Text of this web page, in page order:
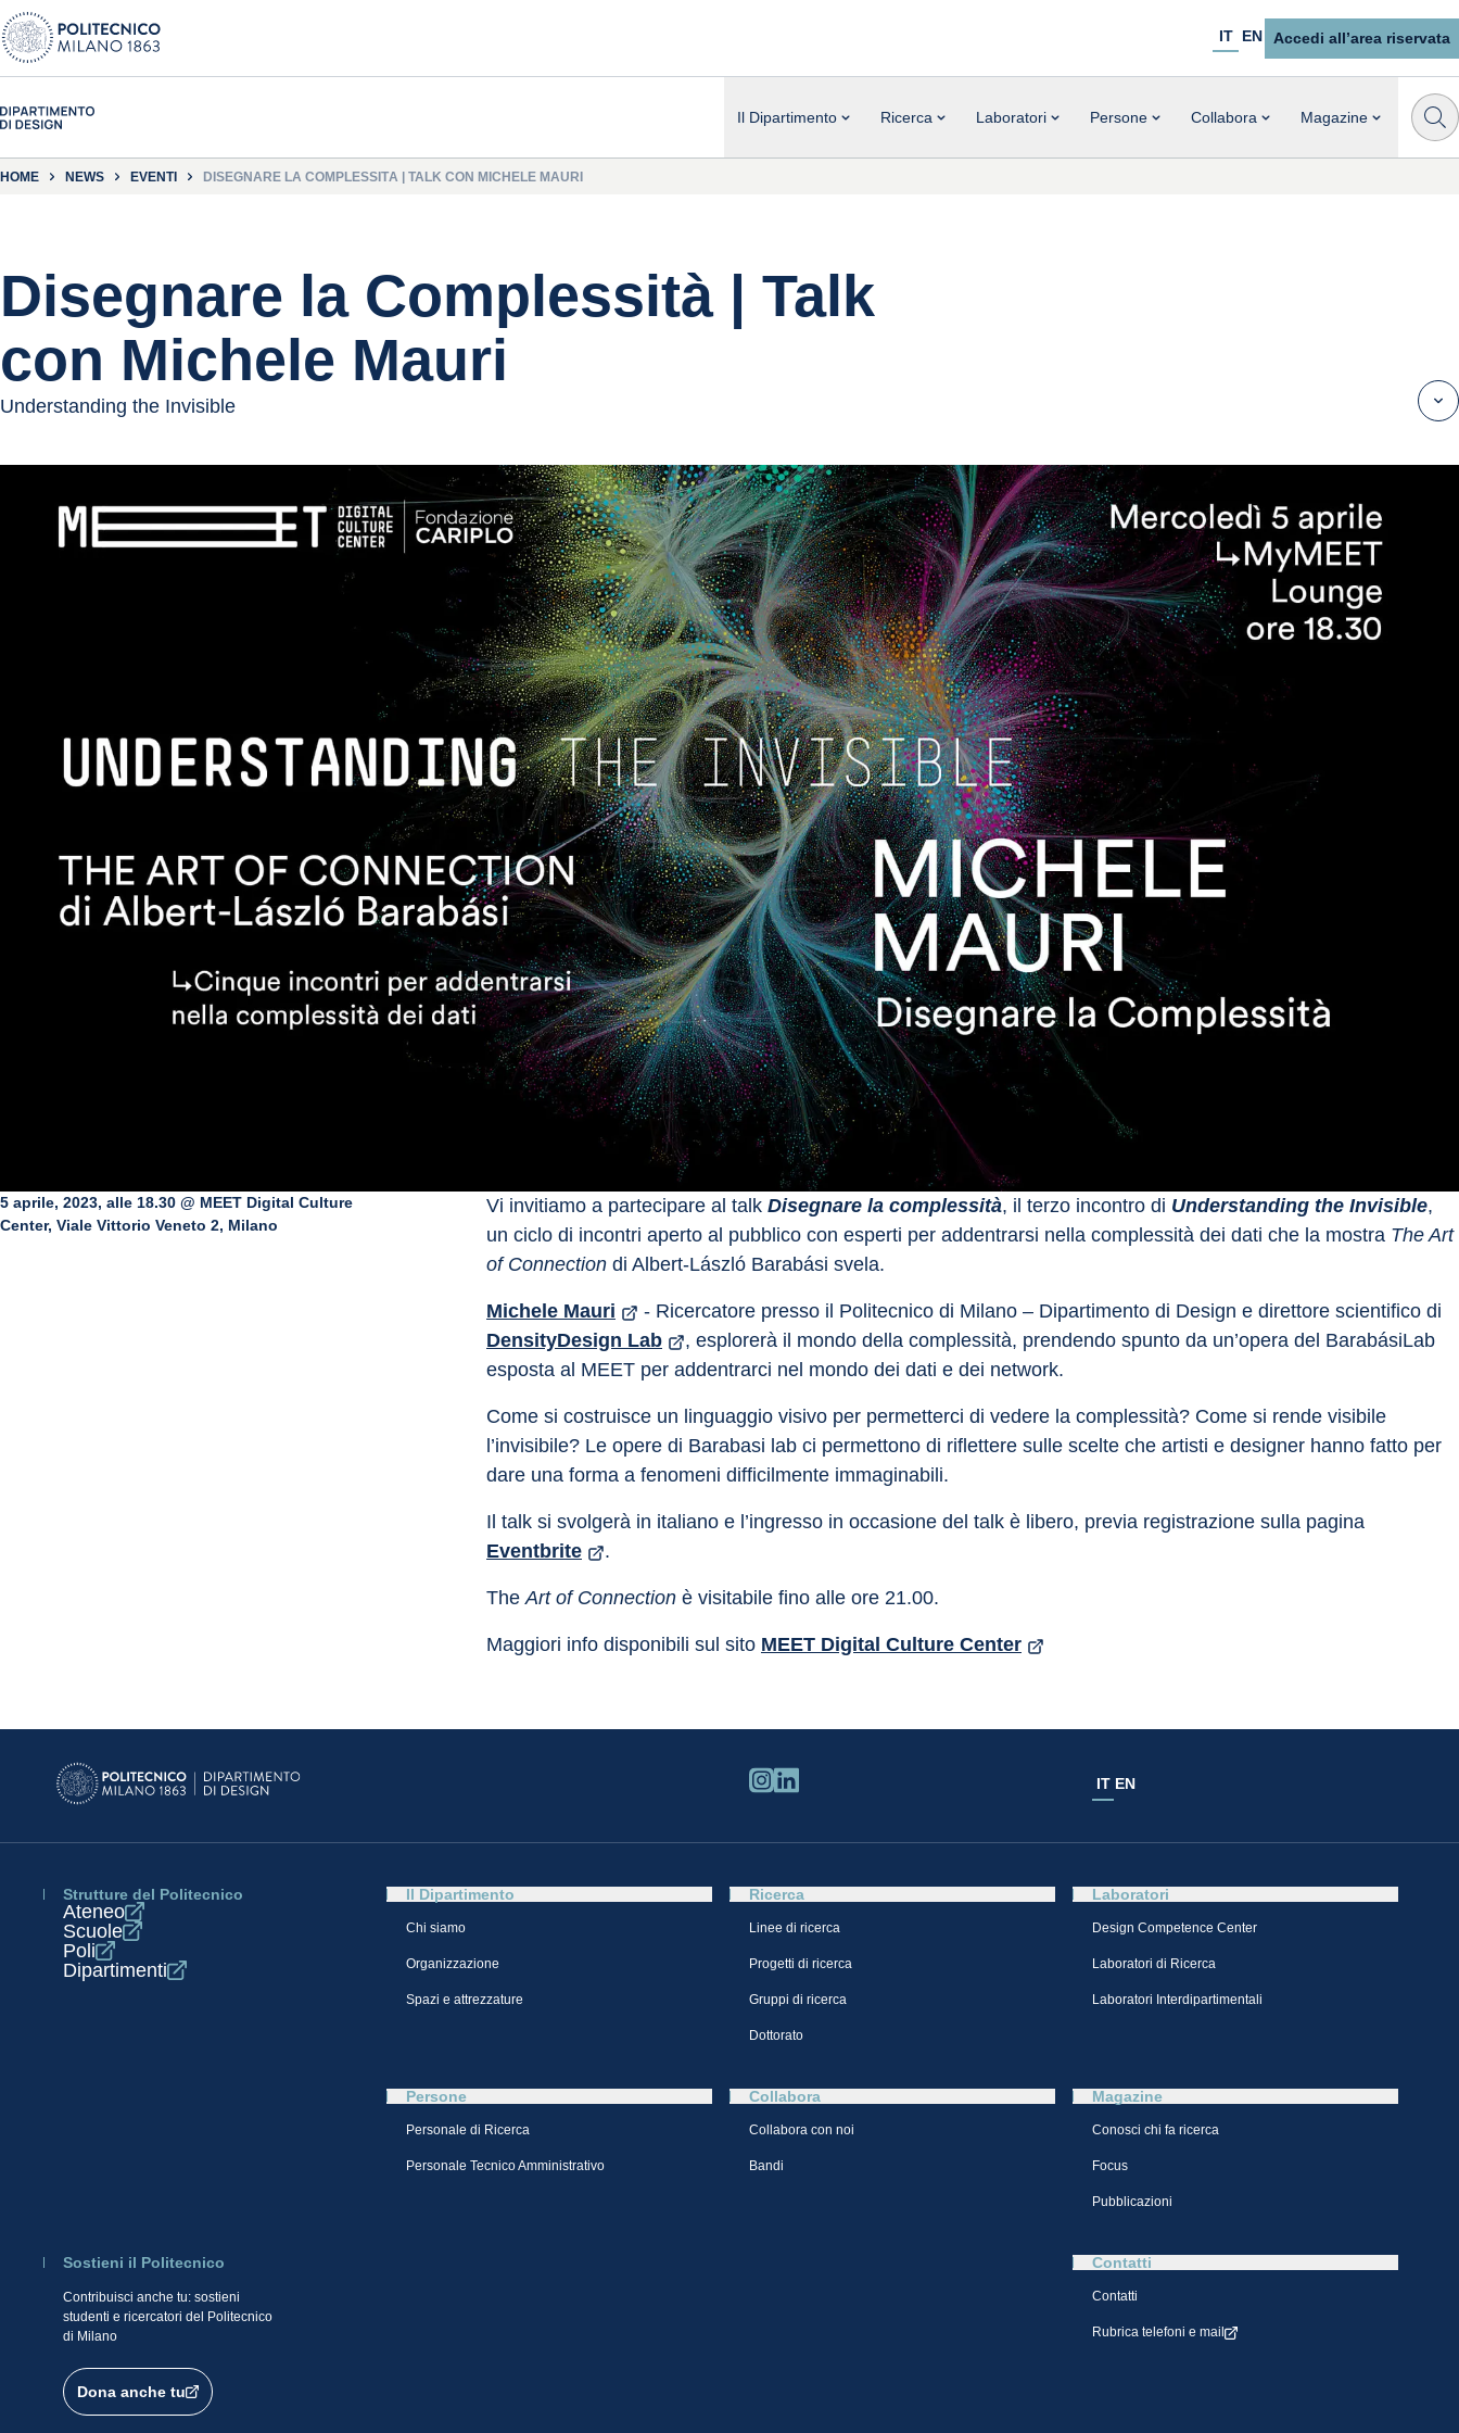
IT EN Accedi all’area riservata
Il Dipartimento Ricerca Laboratori Persone Collabora Magazine
HOME NEWS EVENTI DISEGNARE LA COMPLESSITÀ | TALK CON MICHELE MAURI
Disegnare la Complessità | Talk
con Michele Mauri
Understanding the Invisible
5 aprile, 2023, alle 18.30 @ MEET Digital Culture
Center, Viale Vittorio Veneto 2, Milano
Vi invitiamo a partecipare al talk Disegnare la complessità, il terzo incontro di Understanding the Invisible,
un ciclo di incontri aperto al pubblico con esperti per addentrarsi nella complessità dei dati che la mostra The Art
of Connection di Albert-László Barabási svela.
Michele Mauri
- Ricercatore presso il Politecnico di Milano – Dipartimento di Design e direttore scientifico di
DensityDesign Lab
, esplorerà il mondo della complessità, prendendo spunto da un’opera del BarabásiLab
esposta al MEET per addentrarci nel mondo dei dati e dei network.
Come si costruisce un linguaggio visivo per permetterci di vedere la complessità? Come si rende visibile
l’invisibile? Le opere di Barabasi lab ci permettono di riflettere sulle scelte che artisti e designer hanno fatto per
dare una forma a fenomeni difficilmente immaginabili.
Il talk si svolgerà in italiano e l’ingresso in occasione del talk è libero, previa registrazione sulla pagina
Eventbrite
.
The Art of Connection è visitabile fino alle ore 21.00.
Maggiori info disponibili sul sito MEET Digital Culture Center
IT EN
Strutture del Politecnico
Ateneo
Scuole
Poli
Dipartimenti
Il Dipartimento
Chi siamo
Organizzazione
Spazi e attrezzature
Ricerca
Linee di ricerca
Progetti di ricerca
Gruppi di ricerca
Dottorato
Laboratori
Design Competence Center​
Laboratori di Ricerca
Laboratori Interdipartimentali
Persone
Personale di Ricerca
Personale Tecnico Amministrativo
Collabora
Collabora con noi
Bandi
Magazine
Conosci chi fa ricerca
Focus
Pubblicazioni
Sostieni il Politecnico
Contribuisci anche tu: sostieni
studenti e ricercatori del Politecnico
di Milano
Dona anche tu
Contatti
Contatti
Rubrica telefoni e mail